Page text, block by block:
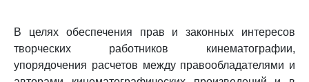
В целях обеспечения прав и законных интересов
творческих работников кинематографии,
упорядочения расчетов между правообладателями и